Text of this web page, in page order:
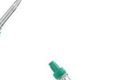
zamkniętym, Introcan